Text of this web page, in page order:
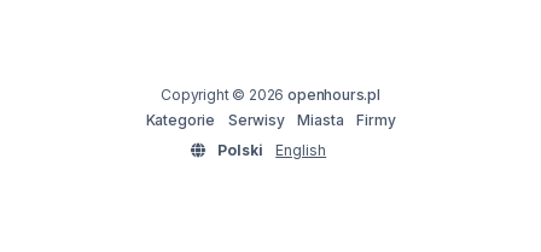
Copyright © 2026openhours.pl
Kategorie
Serwisy Miasta
Firmy
Polski
English